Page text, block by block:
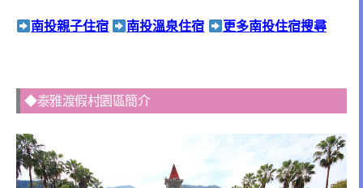
南投親子住宿 南投溫泉住宿 更多南投住宿搜尋
◆泰雅渡假村園區簡介